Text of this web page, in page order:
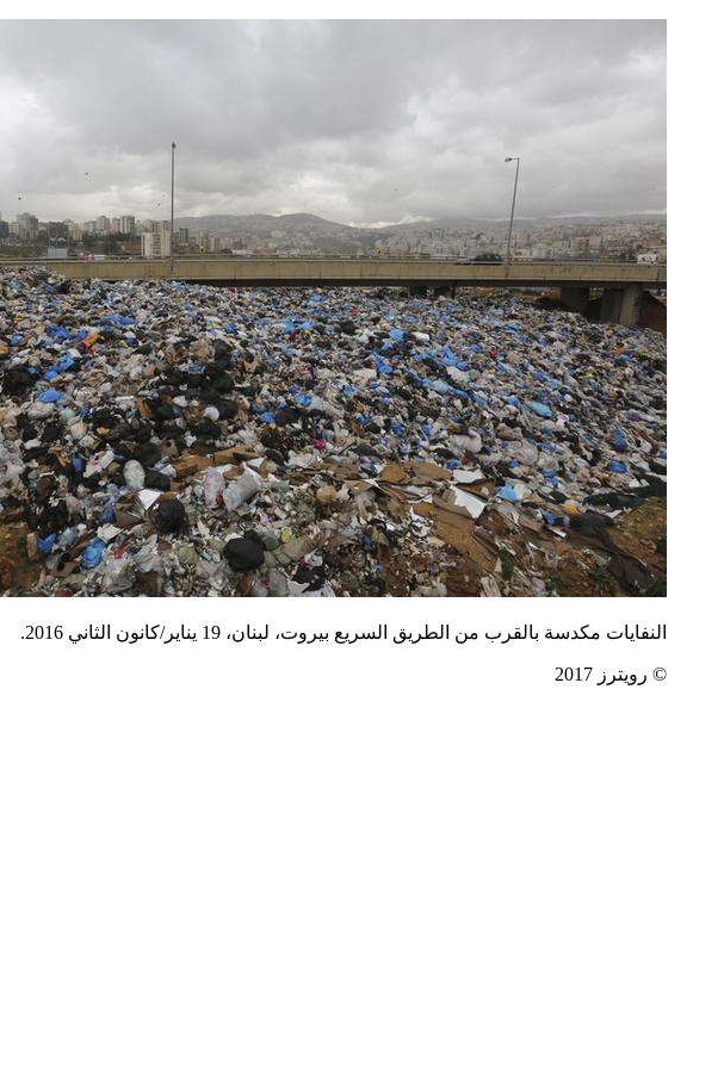
النفايات مكدسة بالقرب من الطريق السريع بيروت، لبنان، 19 يناير/كانون الثاني 2016
.
© رويترز 2017